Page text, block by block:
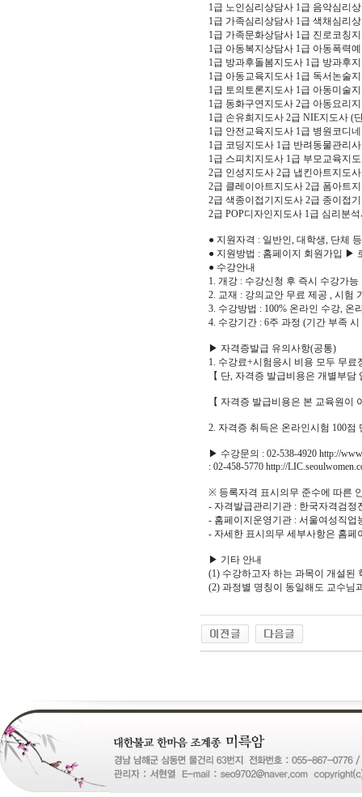
1급 노인심리상담사 1급 음악심리
1급 가족심리상담사 1급 색채심리
1급 가족문화상담사 1급 진로코칭
1급 아동복지상담사 1급 아동폭력
1급 방과후돌봄지도사 1급 방과후
1급 아동교육지도사 1급 독서논술
1급 토의토론지도사 1급 아동미술
1급 동화구연지도사 2급 아동요리
1급 손유희지도사 2급 NIE지도사 (
1급 안전교육지도사 1급 병원코디
1급 코딩지도사 1급 반려동물관리
1급 스피치지도사 1급 부모교육지
2급 인성지도사 2급 냅킨아트지도
2급 클레이아트지도사 2급 폼아트
2급 색종이접기지도사 2급 종이접
2급 POP디자인지도사 1급 심리분석
● 지원자격 : 일반인, 대학생, 단체
● 지원방법 : 홈페이지 회원가입 ▶
● 수강안내
1. 개강 : 수강신청 후 즉시 수강가능
2. 교재 : 강의교안 무료 제공 , 시험
3. 수강방법 : 100% 온라인 수강, 온
4. 수강기간 : 6주 과정 (기간 부족
▶ 자격증발급 유의사항(공통)
1. 수강료+시험응시 비용 모두 무료
【 단, 자격증 발급비용은 개별부담
【 자격증 발급비용은 본 교육원이
2. 자격증 취득은 온라인시험 100점
▶ 수강문의 : 02-538-4920 http://
: 02-458-5770 http://
※ 등록자격 표시의무 준수에 따른
- 자격발급관리기관 : 한국자격검정
- 홈페이지운영기관 : 서울여성직업
- 자세한 표시의무 세부사항은 홈페
▶ 기타 안내
(1) 수강하고자 하는 과목이 개설된
(2) 과정별 명칭이 동일해도 교수님
24Parmacy
즐
비
아
탑-